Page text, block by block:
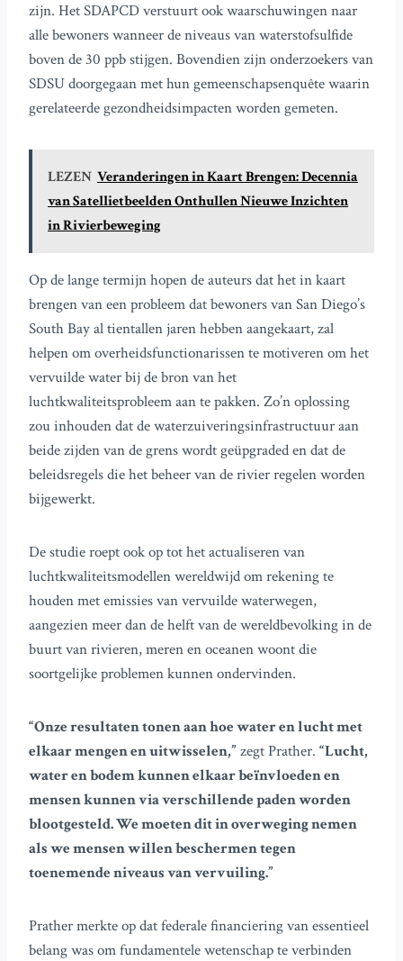
zijn. Het SDAPCD verstuurt ook waarschuwingen naar
alle bewoners wanneer de niveaus van waterstofsulfide
boven de 30 ppb stijgen. Bovendien zijn onderzoekers van
SDSU doorgegaan met hun gemeenschapsenquête waarin
gerelateerde gezondheidsimpacten worden gemeten.
LEZEN Veranderingen in Kaart Brengen: Decennia
van Satellietbeelden Onthullen Nieuwe Inzichten
in Rivierbeweging
Op de lange termijn hopen de auteurs dat het in kaart
brengen van een probleem dat bewoners van San Diego’s
South Bay al tientallen jaren hebben aangekaart, zal
helpen om overheidsfunctionarissen te motiveren om het
vervuilde water bij de bron van het
luchtkwaliteitsprobleem aan te pakken. Zo’n oplossing
zou inhouden dat de waterzuiveringsinfrastructuur aan
beide zijden van de grens wordt geüpgraded en dat de
beleidsregels die het beheer van de rivier regelen worden
bijgewerkt.
De studie roept ook op tot het actualiseren van
luchtkwaliteitsmodellen wereldwijd om rekening te
houden met emissies van vervuilde waterwegen,
aangezien meer dan de helft van de wereldbevolking in de
buurt van rivieren, meren en oceanen woont die
soortgelijke problemen kunnen ondervinden.
“Onze resultaten tonen aan hoe water en lucht met
elkaar mengen en uitwisselen,” zegt Prather. “Lucht,
water en bodem kunnen elkaar beïnvloeden en
mensen kunnen via verschillende paden worden
blootgesteld. We moeten dit in overweging nemen
als we mensen willen beschermen tegen
toenemende niveaus van vervuiling.”
Prather merkte op dat federale financiering van essentieel
belang was om fundamentele wetenschap te verbinden